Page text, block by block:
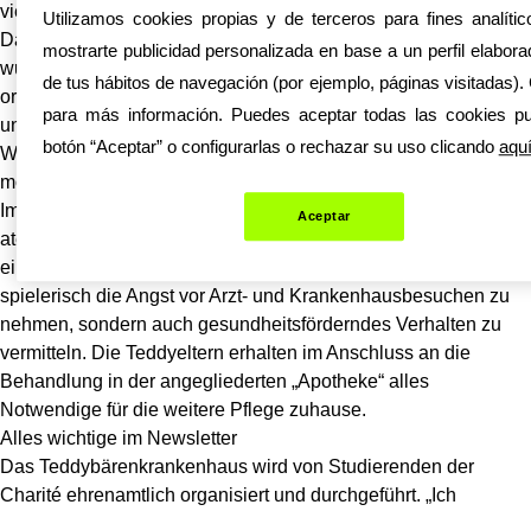
viele andere Fragen beantwortet das Teddyklinik-Team gerne.
Danach breitete sich die Idee über die ganze Welt aus und
wurde von Studenten in verschiedenen Städten lokal
organisiert. Termine mit den Kindergärten müssen organisiert
und Versicherungen abgeschlossen werden.
Was ist das zentrale pädagogische Ziel der Teddyklinik? Was
möchten Sie den Kindern mit dem Projekt vermitteln?
Immer auf der Jagd nach dem nächsten, flüchtigen
atemberaubendem Moment… Das „Wunderland Atelier“ bietet
ein spezifisc… Ziel der Veranstaltung ist nicht nur den Kindern
spielerisch die Angst vor Arzt- und Krankenhausbesuchen zu
nehmen, sondern auch gesundheitsförderndes Verhalten zu
vermitteln. Die Teddyeltern erhalten im Anschluss an die
Behandlung in der angegliederten „Apotheke“ alles
Notwendige für die weitere Pflege zuhause.
Alles wichtige im Newsletter
Das Teddybärenkrankenhaus wird von Studierenden der
Charité ehrenamtlich organisiert und durchgeführt. „Ich
Utilizamos cookies propias y de terceros para fines
mostrarte publicidad personalizada en base a un perfil
de tus hábitos de navegación (por ejemplo, páginas
para más información. Puedes aceptar todas las cookies
botón “Aceptar” o configurarlas o rechazar su uso clicando aquí
Aceptar